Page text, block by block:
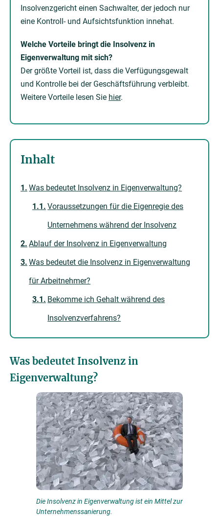
Insolvenzgericht einen Sachwalter, der jedoch nur
eine Kontroll- und Aufsichtsfunktion innehat.
Welche Vorteile bringt die Insolvenz in
Eigenverwaltung mit sich?
Der größte Vorteil ist, dass die Verfügungsgewalt
und Kontrolle bei der Geschäftsführung verbleibt.
Weitere Vorteile lesen Sie hier.
Inhalt
Was bedeutet Insolvenz in Eigenverwaltung?
Voraussetzungen für die Eigenregie des
Unternehmens während der Insolvenz
Ablauf der Insolvenz in Eigenverwaltung
Was bedeutet die Insolvenz in Eigenverwaltung
für Arbeitnehmer?
Bekomme ich Gehalt während des
Insolvenzverfahrens?
Was bedeutet Insolvenz in
Eigenverwaltung?
Die Insolvenz in Eigenverwaltung ist ein Mittel zur
Unternehmenssanierung.